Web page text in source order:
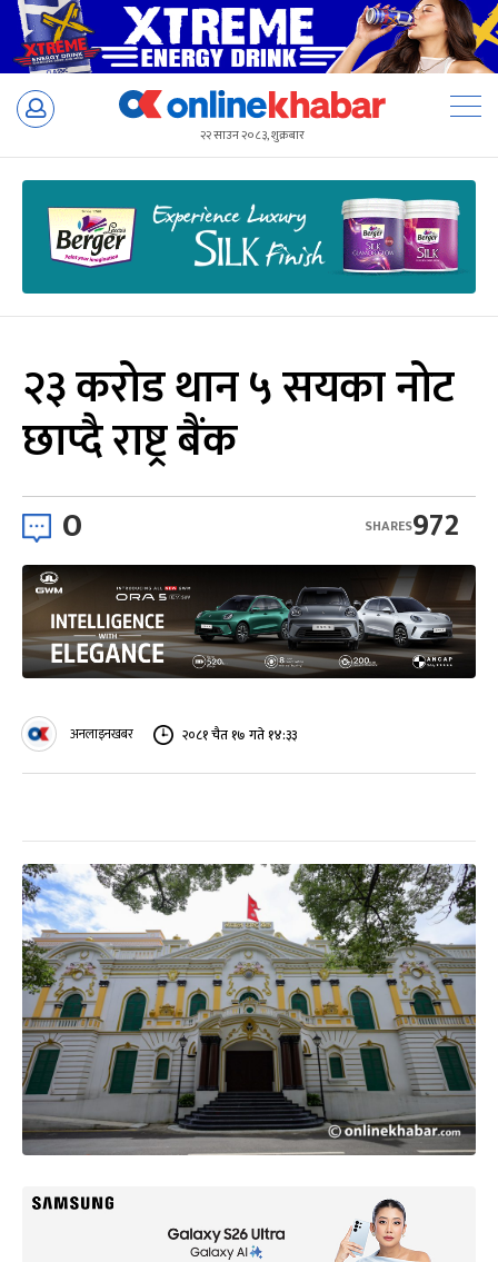
Skip
२२ साउन २०८३, शुक्रबार
२३ करोड थान ५ सयका नोट
छाप्दै राष्ट्र बैंक
0 972
SHARES
अनलाइनखबर २०८१ चैत १७ गते १४:३३